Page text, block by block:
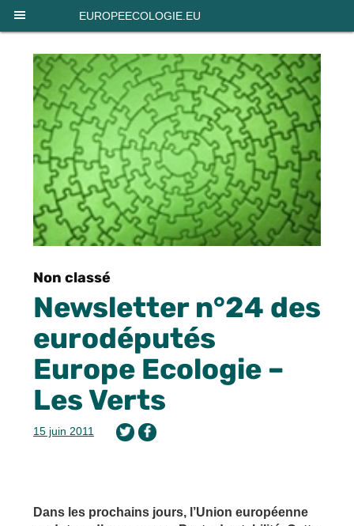
EUROPEECOLOGIE.EU
Non classé
Newsletter n°24 des
eurodéputés
Europe Ecologie –
Les Verts
15 juin 2011
Dans les prochains jours, l’Union européenne